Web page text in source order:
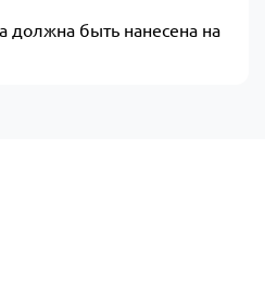
должна быть нанесена на